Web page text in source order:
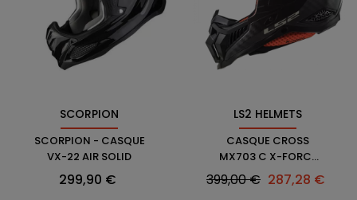
SCORPION
SCORPION - CASQUE
VX-22 AIR SOLID
Prix
299,90 €
LS2 HELMETS
CASQUE CROSS
MX703 C X-FORCE
GLOSS CARBON - LS2
Prix
399,00 € Prix
287,28 €